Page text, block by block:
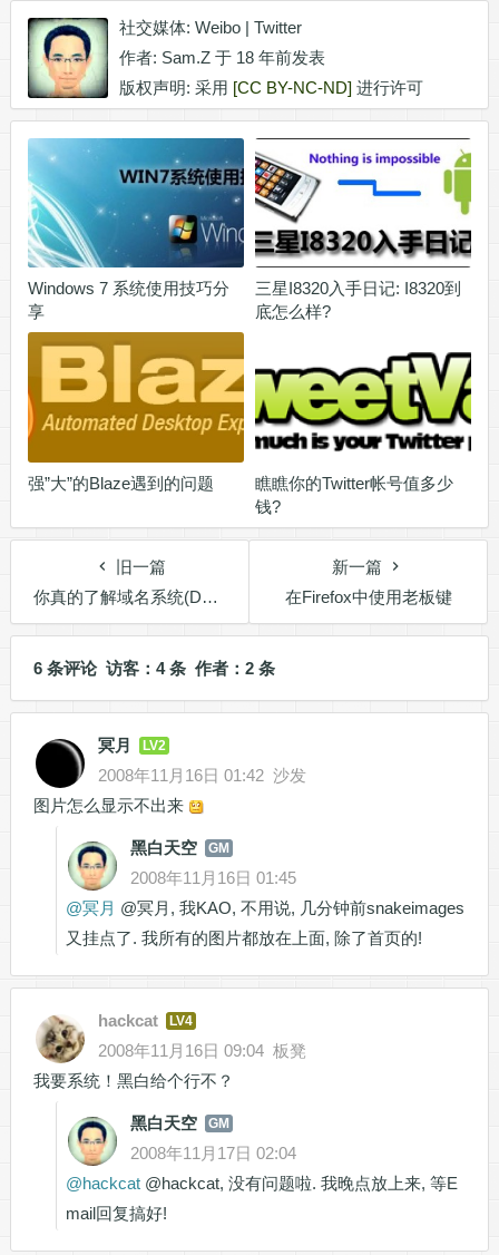
社交媒体: Weibo| Twitter
作者: Sam.Z于 18 年前发表
版权声明: 采用 [CC BY-NC-ND] 进行许可
Windows 7 系统使用技巧分
享
三星I8320入手日记: I8320到
底怎么样?
强”大”的Blaze遇到的问题
瞧瞧你的Twitter帐号值多少
钱?
旧一篇
你真的了解域名系统(DNS)吗?
新一篇
在Firefox中使用老板键
6 条评论 访客：4 条 作者：2 条
冥月 LV2
2008年11月16日 01:42 沙发
图片怎么显示不出来
黑白天空 GM
2008年11月16日 01:45
@冥月 @冥月, 我KAO, 不用说, 几分钟前snakeimages
又挂点了. 我所有的图片都放在上面, 除了首页的!
hackcat LV4
2008年11月16日 09:04 板凳
我要系统！黑白给个行不？
黑白天空 GM
2008年11月17日 02:04
@hackcat@hackcat, 没有问题啦. 我晚点放上来, 等E
mail回复搞好!